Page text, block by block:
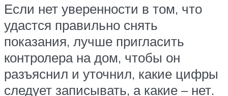
Если нет уверенности в том, что
удастся правильно снять
показания, лучше пригласить
контролера на дом, чтобы он
разъяснил и уточнил, какие цифры
следует записывать, а какие – нет.